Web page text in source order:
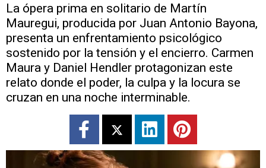
La ópera prima en solitario de Martín
Mauregui, producida por Juan Antonio Bayona,
presenta un enfrentamiento psicológico
sostenido por la tensión y el encierro. Carmen
Maura y Daniel Hendler protagonizan este
relato donde el poder, la culpa y la locura se
cruzan en una noche interminable.